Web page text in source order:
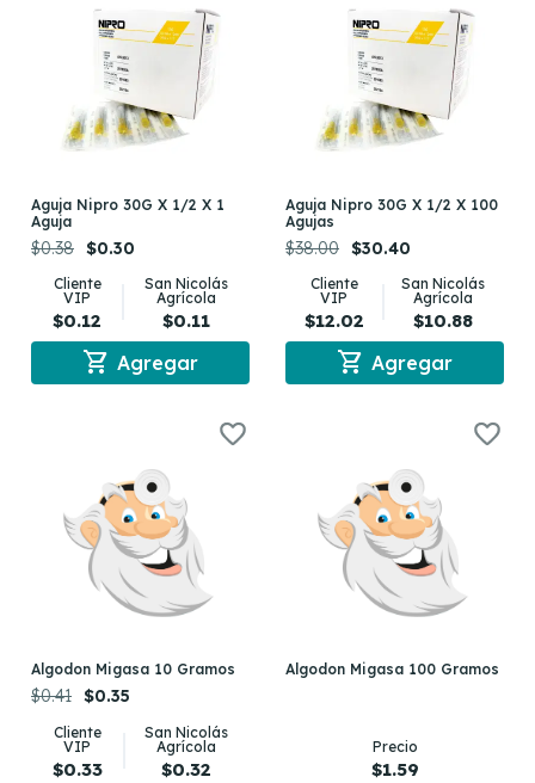
Aguja Nipro 30G X 1/2 X 1
Aguja
$0.38 $0.30
Cliente
VIP
$0.12
San Nicolás
Agrícola
$0.11
shopping_cart Agregar
Aguja Nipro 30G X 1/2 X 100
Agujas
$38.00 $30.40
Cliente
VIP
$12.02
San Nicolás
Agrícola
$10.88
shopping_cart Agregar
Algodon Migasa 10 Gramos
$0.41 $0.35
Cliente
VIP
$0.33
San Nicolás
Agrícola
$0.32
Algodon Migasa 100 Gramos
Precio
$1.59